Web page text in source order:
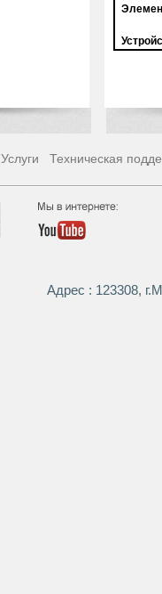
Услуги Техническая
Адрес : 123308,